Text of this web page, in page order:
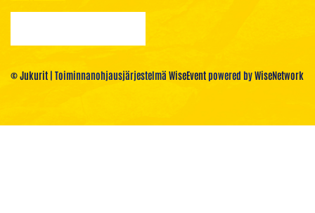
© Jukurit | Toiminnanohjausjärjestelmä WiseEventpowered byWiseNetwork